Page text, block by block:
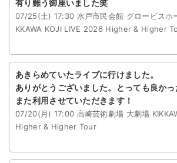
不正転売禁止法について
音楽情報
有り難う御座いました笑
07/25(土) 17:30 水戸市民会館 グロービスホ
KKAWA KOJI LIVE 2026 Higher & Higher
あきらめていたライブに行けました。
ありがとうございました。とっても良かっ
また利用させていただきます！
07/20(月) 17:00 高崎芸術劇場 大劇場
Higher & Higher Tour